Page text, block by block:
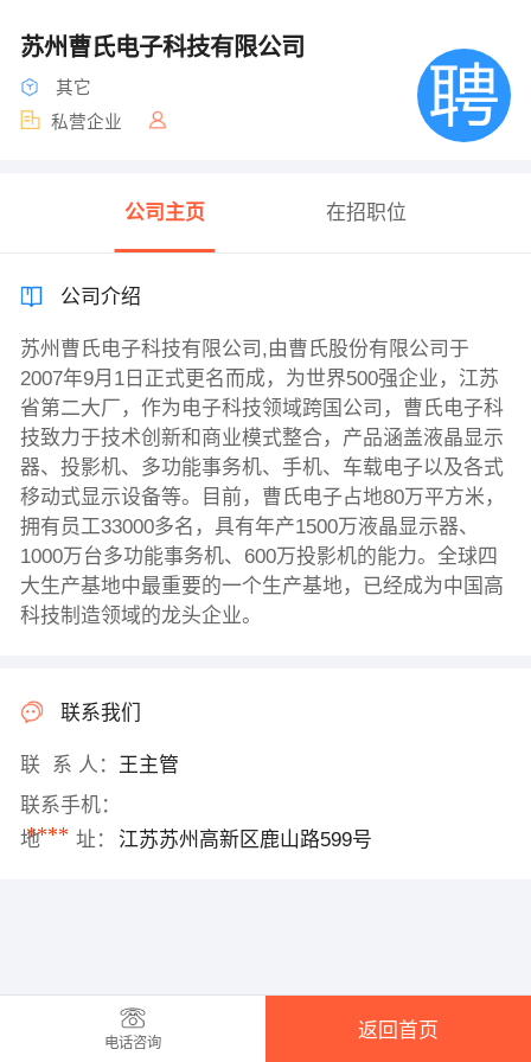
苏州曹氏电子科技有限公司
其它
私营企业
公司主页 在招职位
公司介绍
苏州曹氏电子科技有限公司,由曹氏股份有限公司于
2007年9月1日正式更名而成，为世界500强企业，江苏
省第二大厂，作为电子科技领域跨国公司，曹氏电子科
技致力于技术创新和商业模式整合，产品涵盖液晶显示
器、投影机、多功能事务机、手机、车载电子以及各式
移动式显示设备等。目前，曹氏电子占地80万平方米，
拥有员工33000多名，具有年产1500万液晶显示器、
1000万台多功能事务机、600万投影机的能力。全球四
大生产基地中最重要的一个生产基地，已经成为中国高
科技制造领域的龙头企业。
联系我们
联 系 人： 王主管
联系手机：
****
地 址： 江苏苏州高新区鹿山路599号
电话咨询
返回首页